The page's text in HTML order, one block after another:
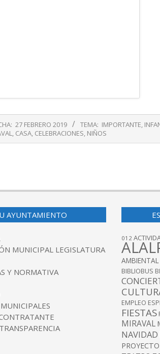
27 FEBRERO 2019 TEMA: IMPORTANTE,
, CASA, CELEBRACIONES, NIÑOS
AYUNTAMIENTO
MUNICIPAL LEGISLATURA
Y NORMATIVA
012
AMBIENTAL
BIBLIOBUS
EMPLEO
FIESTAS
MIRAVAL
NAVIDAD
PROYECTO